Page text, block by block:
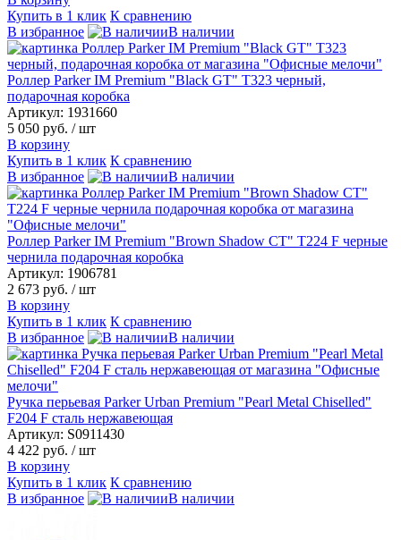
Купить в 1 клик К сравнению
В избранное
В наличии
Роллер Parker IM Premium "Black GT" T323 черный,
подарочная коробка
Артикул: 1931660
5 050 руб. / шт
В корзину
Купить в 1 клик К сравнению
В избранное
В наличии
Роллер Parker IM Premium "Brown Shadow CT" T224 F черные
чернила подарочная коробка
Артикул: 1906781
2 673 руб. / шт
В корзину
Купить в 1 клик К сравнению
В избранное
В наличии
Ручка перьевая Parker Urban Premium "Pearl Metal Chiselled"
F204 F сталь нержавеющая
Артикул: S0911430
4 422 руб. / шт
В корзину
Купить в 1 клик К сравнению
В избранное
В наличии